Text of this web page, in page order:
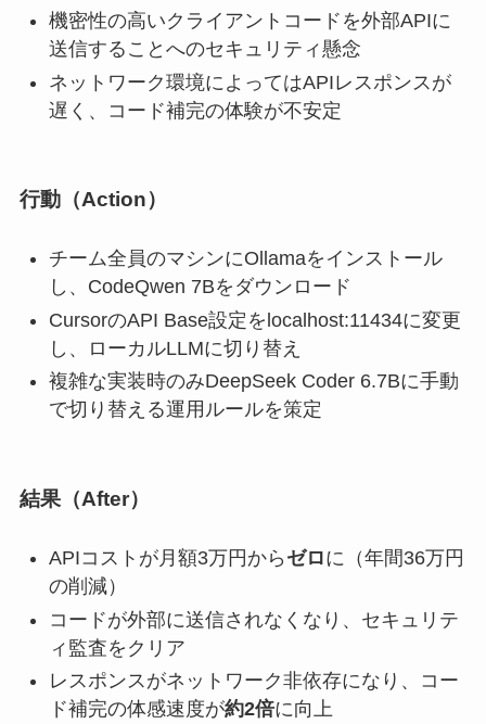
機密性の高いクライアントコードを外部APIに
送信することへのセキュリティ懸念
ネットワーク環境によってはAPIレスポンスが
遅く、コード補完の体験が不安定
行動（Action）
チーム全員のマシンにOllamaをインストール
し、CodeQwen 7Bをダウンロード
CursorのAPI Base設定をlocalhost:11434に変更
し、ローカルLLMに切り替え
複雑な実装時のみDeepSeek Coder 6.7Bに手動
で切り替える運用ルールを策定
結果（After）
APIコストが月額3万円から ゼロに（年間36万円
の削減）
コードが外部に送信されなくなり、セキュリテ
ィ監査をクリア
レスポンスがネットワーク非依存になり、コー
ド補完の体感速度が約2倍に向上